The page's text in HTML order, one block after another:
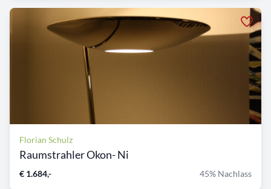
Florian Schulz
Raumstrahler Okon- Ni
€ 1.684,- 45% Nachlass